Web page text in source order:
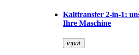
Kalttransfer 2-in-1:
Ihre Maschine
input